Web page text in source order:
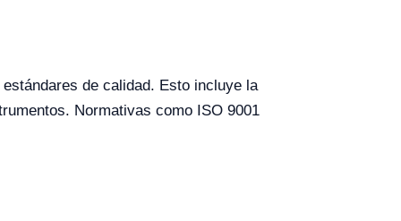
de calidad. Esto incluye la
Normativas como ISO 9001